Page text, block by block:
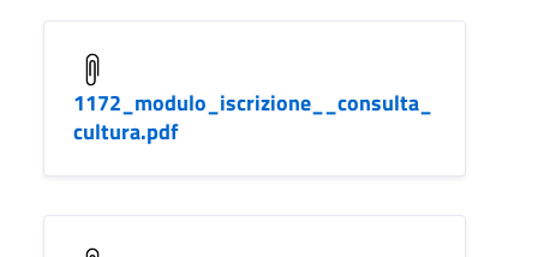
1172_modulo_iscrizione__consulta_
cultura.pdf